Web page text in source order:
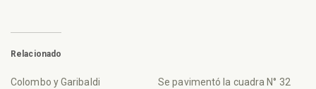
Relacionado
Colombo y Garibaldi
Se pavimentó la cuadra N° 32